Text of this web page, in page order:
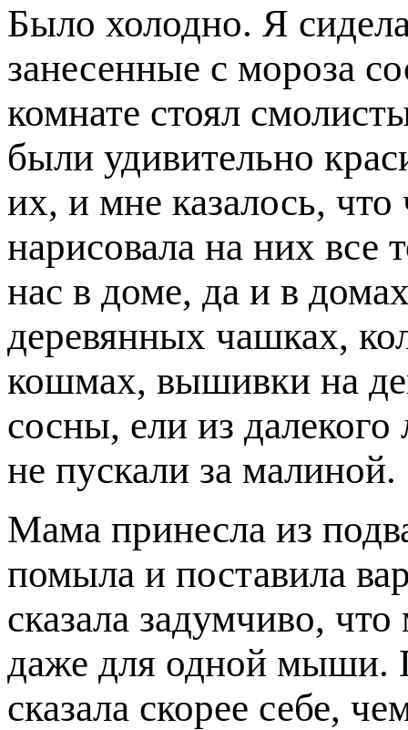
Было холодно. Я
занесенные с мороза
комнате стоял
были удивительно
их, и мне казалось, что
нарисовала на них все
нас в доме, да и в
деревянных чашках,
кошмах, вышивки на
сосны, ели из
не пускали за малиной.
Мама принесла из
помыла и поставила
сказала задумчиво,
даже для одной мыши.
сказала скорее себе,